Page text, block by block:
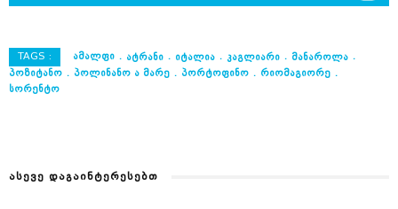
TAGS : ᲐᲛᲐᲚᲤᲘ ᲐᲢᲠᲐᲜᲘ ᲘᲢᲐᲚᲘᲐ ᲙᲐᲒᲚᲘᲐᲠᲘ
ᲛᲐᲜᲐᲠᲝᲚᲐ
ᲞᲝᲖᲘᲢᲐᲜᲝ
ᲞᲝᲚᲘᲜᲐᲜᲝ Ა ᲛᲐᲠᲔ ᲞᲝᲠᲢᲝᲤᲘᲜᲝ
ᲠᲘᲝᲛᲐᲒᲘᲝᲠᲔ
ᲡᲝᲠᲔᲜᲢᲝ
ᲐᲡᲔᲕᲔ ᲓᲐᲒᲐᲘᲜᲢᲔᲠᲔᲡᲔᲑᲗ